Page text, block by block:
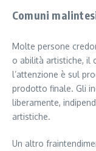
Comuni
Molte persone
o abilità artistiche, il
l’attenzione è sul
prodotto finale. Gli
liberamente,
artistiche.
Un altro